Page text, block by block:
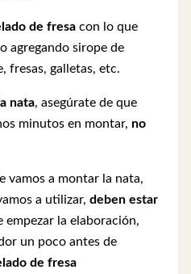
de fresa con lo que
agregando sirope de
fresas, galletas, etc.
nata, asegúrate de que
minutos en montar, no
vamos a montar la nata,
a utilizar, deben estar
empezar la elaboración,
un poco antes de
de fresa